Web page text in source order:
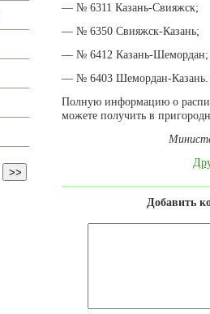
— № 6311 Казань-Свияжск;
— № 6350 Свияжск-Казань;
— № 6412 Казань-Шемордан;
— № 6403 Шемордан-Казань.
Полную информацию о
можете получить в
Добавить